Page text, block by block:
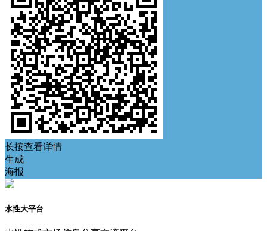
长按查看详情
生成
海报
水性大平台